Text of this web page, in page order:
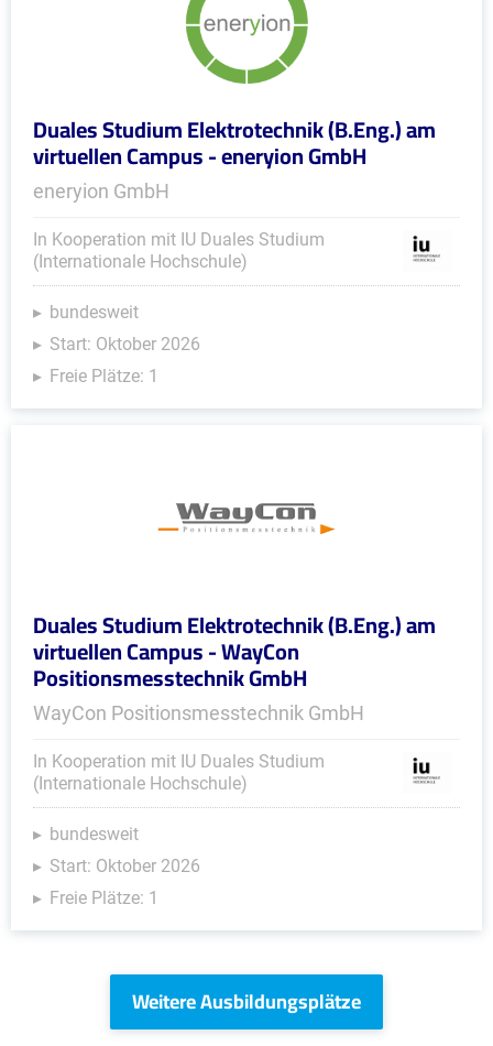
Duales Studium Elektrotechnik (B.Eng.) am
virtuellen Campus - eneryion GmbH
eneryion GmbH
In Kooperation mit IU Duales Studium
(Internationale Hochschule)
bundesweit
Start: Oktober 2026
Freie Plätze: 1
Duales Studium Elektrotechnik (B.Eng.) am
virtuellen Campus - WayCon
Positionsmesstechnik GmbH
WayCon Positionsmesstechnik GmbH
In Kooperation mit IU Duales Studium
(Internationale Hochschule)
bundesweit
Start: Oktober 2026
Freie Plätze: 1
Weitere Ausbildungsplätze